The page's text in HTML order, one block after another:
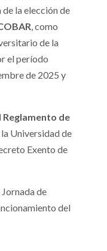
la elección de
, como
de la
el período
de 2025 y
de
Universidad de
Exento de
de
del